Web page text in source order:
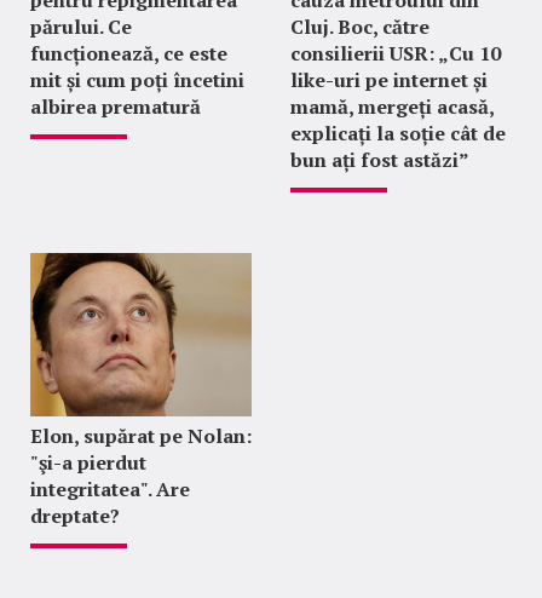
părului. Ce
funcționează, ce este
mit și cum poți încetini
albirea prematură
Cluj. Boc, către
consilierii USR: „Cu 10
like-uri pe internet și
mamă, mergeți acasă,
explicați la soție cât de
bun ați fost astăzi”
Elon, supărat pe Nolan:
"şi-a pierdut
integritatea". Are
dreptate?